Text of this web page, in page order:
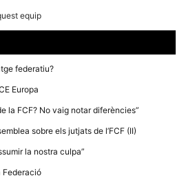
equip
federatiu?
Europa
la FCF? No vaig notar diferències”
sobre els jutjats de l’FCF (II)
la nostra culpa”
Federació
estructura.
d'usuari
components
nostre lloc web